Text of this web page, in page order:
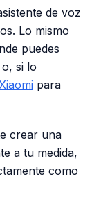
de voz
Lo mismo
puedes
si lo
para
crear una
a tu medida,
como